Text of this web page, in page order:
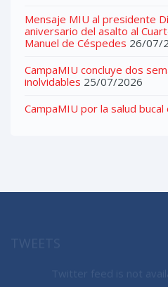
Mensaje MIU al presidente
aniversario del asalto al
Manuel de Céspedes 26/07/
CampaMIU concluye dos
inolvidables 25/07/2026
CampaMIU por la salud bucal